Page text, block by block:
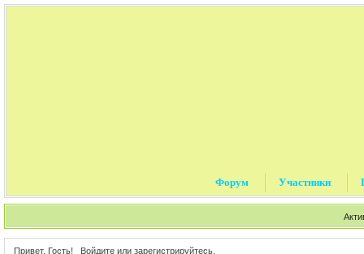
Форум Участники
Привет, Гость! Войдитеили зарегистрируйтесь.